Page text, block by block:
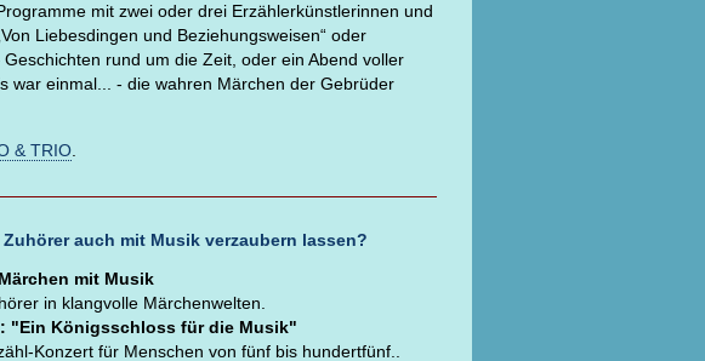
mit zwei oder drei Erzählerkünstlerinnen und
Liebesdingen und Beziehungsweisen“ oder
Geschichten rund um die Zeit, oder ein Abend voller
war einmal... - die wahren Märchen der Gebrüder
& TRIO.
auch mit Musik verzaubern lassen?
mit Musik
in klangvolle Märchenwelten.
"Ein Königsschloss für die Musik"
Konzert für Menschen von fünf bis hundertfünf..